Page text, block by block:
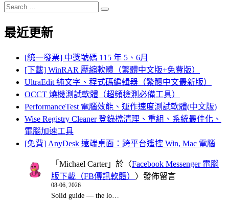
Search
for:
Search
最近更新
[統一發票] 中獎號碼 115 年 5、6月
[下載] WinRAR 壓縮軟體（繁體中文版+免費版）
UltraEdit 純文字、程式碼編輯器（繁體中文最新版）
OCCT 燒機測試軟體（超頻檢測必備工具）
PerformanceTest 電腦效能、運作速度測試軟體(中文版)
Wise Registry Cleaner 登錄檔清理、重組、系統最佳化、
電腦加速工具
[免費] AnyDesk 遠端桌面：跨平台遙控 Win, Mac 電腦
「 Michael Carter」於〈Facebook Messenger 電腦
版下載（FB傳訊軟體） 〉發佈留言
08-06, 2026
Solid guide — the lo…